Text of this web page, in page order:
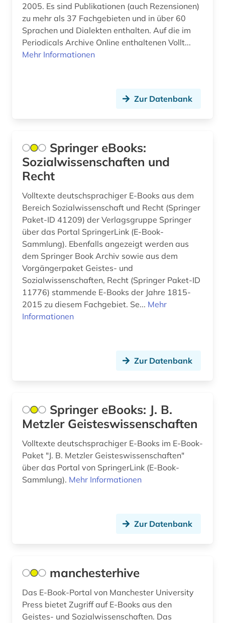
2005. Es sind Publikationen (auch Rezensionen)
zu mehr als 37 Fachgebieten und in über 60
Sprachen und Dialekten enthalten. Auf die im
Periodicals Archive Online enthaltenen Vollt...
Mehr Informationen
Zur Datenbank
Springer eBooks:
Sozialwissenschaften und
Recht
Volltexte deutschsprachiger E-Books aus dem
Bereich Sozialwissenschaft und Recht (Springer
Paket-ID 41209) der Verlagsgruppe Springer
über das Portal SpringerLink (E-Book-
Sammlung). Ebenfalls angezeigt werden aus
dem Springer Book Archiv sowie aus dem
Vorgängerpaket Geistes- und
Sozialwissenschaften, Recht (Springer Paket-ID
11776) stammende E-Books der Jahre 1815-
2015 zu diesem Fachgebiet. Se... Mehr
Informationen
Zur Datenbank
Springer eBooks: J. B.
Metzler Geisteswissenschaften
Volltexte deutschsprachiger E-Books im E-Book-
Paket "J. B. Metzler Geisteswissenschaften"
über das Portal von SpringerLink (E-Book-
Sammlung). Mehr Informationen
Zur Datenbank
manchesterhive
Das E-Book-Portal von Manchester University
Press bietet Zugriff auf E-Books aus den
Geistes- und Sozialwissenschaften. Das